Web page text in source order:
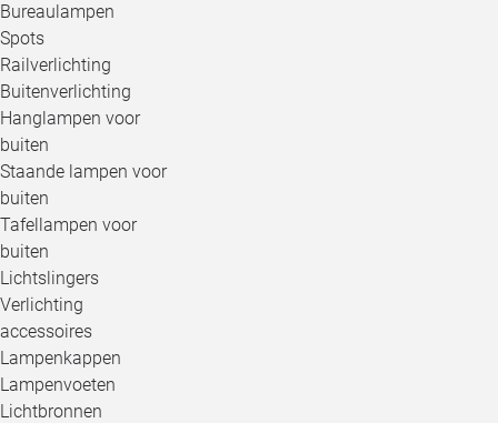
Bureaulampen
Spots
Railverlichting
Buitenverlichting
Hanglampen voor
buiten
Staande lampen voor
buiten
Tafellampen voor
buiten
Lichtslingers
Verlichting
accessoires
Lampenkappen
Lampenvoeten
Lichtbronnen